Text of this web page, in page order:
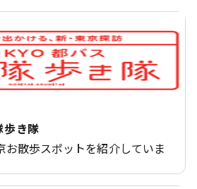
歩き隊
お散歩スポットを紹介していま